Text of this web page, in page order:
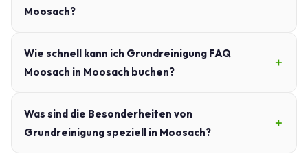
Moosach?
Wie schnell kann ich Grundreinigung FAQ
Moosach in Moosach buchen?
Was sind die Besonderheiten von
Grundreinigung speziell in Moosach?